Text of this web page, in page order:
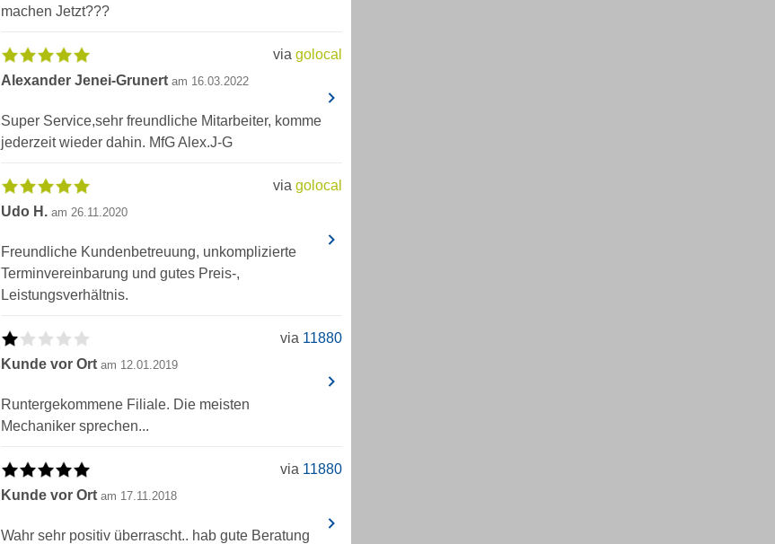
machen Jetzt???
via golocal
Alexander Jenei-Grunert am 16.03.2022
Super Service,sehr freundliche Mitarbeiter, komme
jederzeit wieder dahin. MfG Alex.J-G
via golocal
Udo H. am 26.11.2020
Freundliche Kundenbetreuung, unkomplizierte
Terminvereinbarung und gutes Preis-,
Leistungsverhältnis.
via 11880
Kunde vor Ort am 12.01.2019
Runtergekommene Filiale. Die meisten
Mechaniker sprechen...
via 11880
Kunde vor Ort am 17.11.2018
Wahr sehr positiv überrascht.. hab gute Beratung